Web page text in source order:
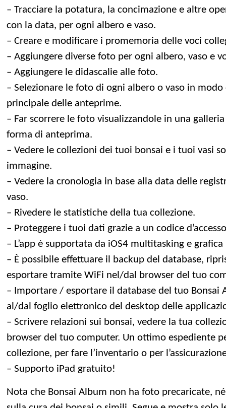
– Tracciare la potatura, la concimazione e altre
con la data, per ogni albero e vaso.
– Creare e modificare i promemoria delle voci
– Aggiungere diverse foto per ogni albero, vaso e
– Aggiungere le didascalie alle foto.
– Selezionare le foto di ogni albero o vaso in
principale delle anteprime.
– Far scorrere le foto visualizzandole in una
forma di anteprima.
– Vedere le collezioni dei tuoi bonsai e i tuoi vasi
immagine.
– Vedere la cronologia in base alla data delle
vaso.
– Rivedere le statistiche della tua collezione.
– Proteggere i tuoi dati grazie a un codice
– L’app è supportata da iOS4 multitasking e grafica
– È possibile effettuare il backup del database,
esportare tramite WiFi nel/dal browser del tuo
– Importare / esportare il database del tuo Bonsai
al/dal foglio elettronico del desktop delle
– Scrivere relazioni sui bonsai, vedere la tua
browser del tuo computer. Un ottimo espediente
collezione, per fare l’inventario o per
– Supporto iPad gratuito!
Nota che Bonsai Album non ha foto precaricate,